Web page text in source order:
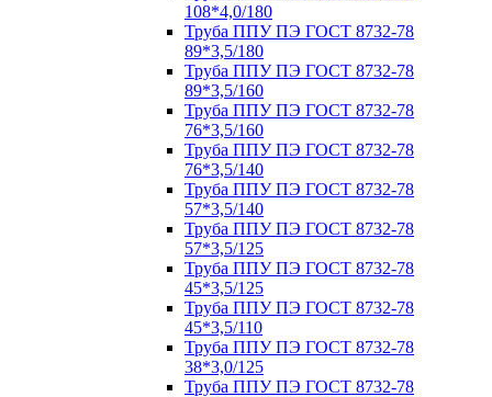
108*4,0/180
Труба ППУ ПЭ ГОСТ 8732-78
89*3,5/180
Труба ППУ ПЭ ГОСТ 8732-78
89*3,5/160
Труба ППУ ПЭ ГОСТ 8732-78
76*3,5/160
Труба ППУ ПЭ ГОСТ 8732-78
76*3,5/140
Труба ППУ ПЭ ГОСТ 8732-78
57*3,5/140
Труба ППУ ПЭ ГОСТ 8732-78
57*3,5/125
Труба ППУ ПЭ ГОСТ 8732-78
45*3,5/125
Труба ППУ ПЭ ГОСТ 8732-78
45*3,5/110
Труба ППУ ПЭ ГОСТ 8732-78
38*3,0/125
Труба ППУ ПЭ ГОСТ 8732-78